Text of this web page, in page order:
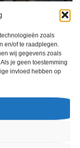
zoals
en/of te raadplegen.
wij gegevens zoals
je geen toestemming
invloed hebben op
Het boekingsproces was